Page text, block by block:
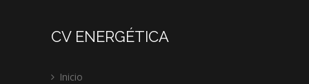
CV ENERGÉTICA
Inicio